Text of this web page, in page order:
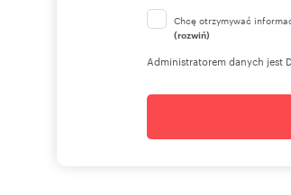
Chcę otrzymywać
(rozwiń)
Administratorem danych jest